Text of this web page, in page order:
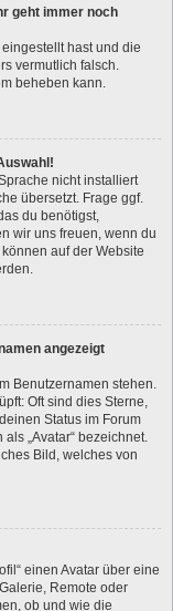
geht immer noch
hast und die
vermutlich falsch.
beheben kann.
nicht installiert
übersetzt. Frage ggf.
du benötigst,
wir uns freuen, wenn du
auf der Website
angezeigt
Benutzernamen stehen.
Oft sind dies Sterne,
Status im Forum
„Avatar“ bezeichnet.
Bild, welches von
einen Avatar über eine
Remote oder
ob und wie die